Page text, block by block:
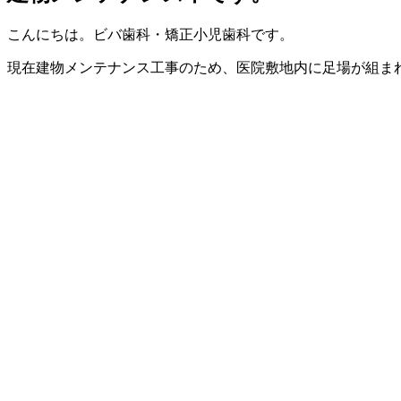
こんにちは。ビバ歯科・矯正小児歯科です。
現在建物メンテナンス工事のため、医院敷地内に足場が組ま